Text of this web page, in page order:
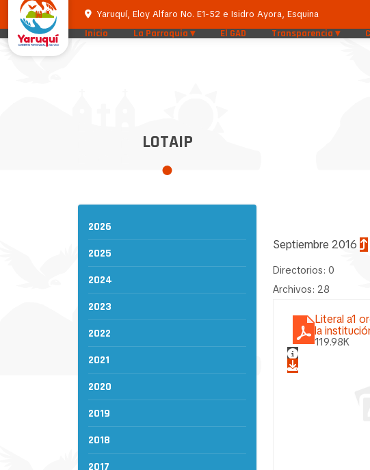
Yaruquí, Eloy Alfaro No. E1-52 e Isidro Ayora, Esquina
Inicio La Parroquia El GAD Transparencia
LOTAIP
2026
2025
2024
2023
2022
2021
2020
2019
2018
2017
Septiembre 2016
Directorios: 0
Archivos: 28
Literal a1
la
119.98K